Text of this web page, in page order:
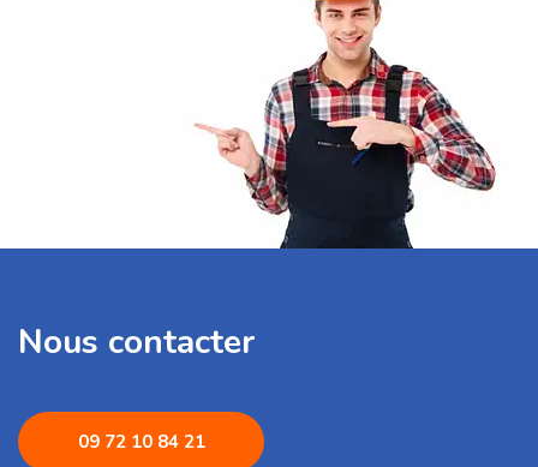
Nous contacter
09 72 10 84 21